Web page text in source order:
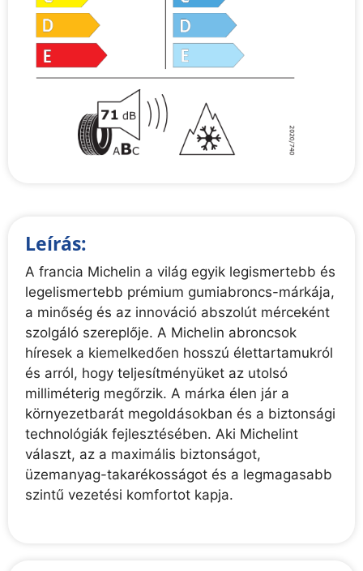
Leírás:
A francia Michelin a világ egyik legismertebb és
legelismertebb prémium gumiabroncs-márkája,
a minőség és az innováció abszolút mérceként
szolgáló szereplője. A Michelin abroncsok
híresek a kiemelkedően hosszú élettartamukról
és arról, hogy teljesítményüket az utolsó
milliméterig megőrzik. A márka élen jár a
környezetbarát megoldásokban és a biztonsági
technológiák fejlesztésében. Aki Michelint
választ, az a maximális biztonságot,
üzemanyag-takarékosságot és a legmagasabb
szintű vezetési komfortot kapja.